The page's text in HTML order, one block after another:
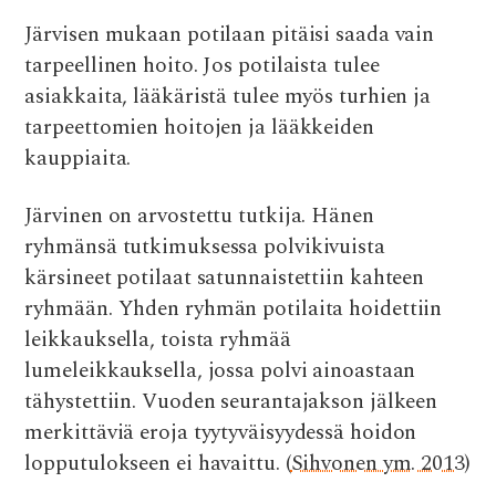
Järvisen mukaan potilaan pitäisi saada vain
tarpeellinen hoito. Jos potilaista tulee
asiakkaita, lääkäristä tulee myös turhien ja
tarpeettomien hoitojen ja lääkkeiden
kauppiaita.
Järvinen on arvostettu tutkija. Hänen
ryhmänsä tutkimuksessa polvikivuista
kärsineet potilaat satunnaistettiin kahteen
ryhmään. Yhden ryhmän potilaita hoidettiin
leikkauksella, toista ryhmää
lumeleikkauksella, jossa polvi ainoastaan
tähystettiin. Vuoden seurantajakson jälkeen
merkittäviä eroja tyytyväisyydessä hoidon
lopputulokseen ei havaittu. (Sihvonen ym. 2013)